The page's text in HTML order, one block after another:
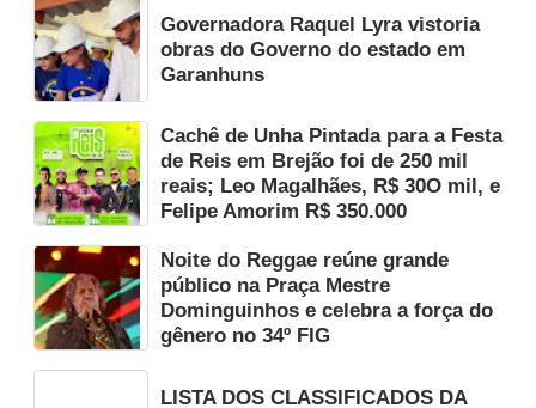
Governadora Raquel Lyra vistoria
obras do Governo do estado em
Garanhuns
Cachê de Unha Pintada para a Festa
de Reis em Brejão foi de 250 mil
reais; Leo Magalhães, R$ 30O mil, e
Felipe Amorim R$ 350.000
Noite do Reggae reúne grande
público na Praça Mestre
Dominguinhos e celebra a força do
gênero no 34º FIG
LISTA DOS CLASSIFICADOS DA